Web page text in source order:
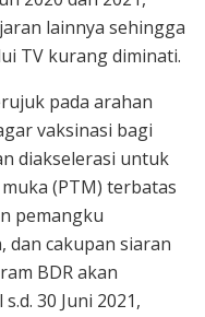
lainnya sehingga
TV kurang diminati.
pada arahan
vaksinasi bagi
diakselerasi untuk
(PTM) terbatas
pemangku
cakupan siaran
BDR akan
30 Juni 2021,